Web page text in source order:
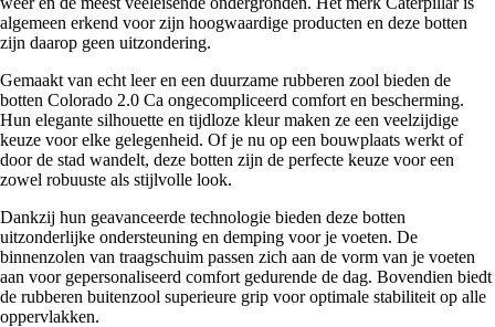
algemeen erkend voor zijn hoogwaardige producten en deze botten
zijn daarop geen uitzondering.
Gemaakt van echt leer en een duurzame rubberen zool bieden de
botten Colorado 2.0 Ca ongecompliceerd comfort en bescherming.
Hun elegante silhouette en tijdloze kleur maken ze een veelzijdige
keuze voor elke gelegenheid. Of je nu op een bouwplaats werkt of
door de stad wandelt, deze botten zijn de perfecte keuze voor een
zowel robuuste als stijlvolle look.
Dankzij hun geavanceerde technologie bieden deze botten
uitzonderlijke ondersteuning en demping voor je voeten. De
binnenzolen van traagschuim passen zich aan de vorm van je voeten
aan voor gepersonaliseerd comfort gedurende de dag. Bovendien biedt
de rubberen buitenzool superieure grip voor optimale stabiliteit op alle
oppervlakken.